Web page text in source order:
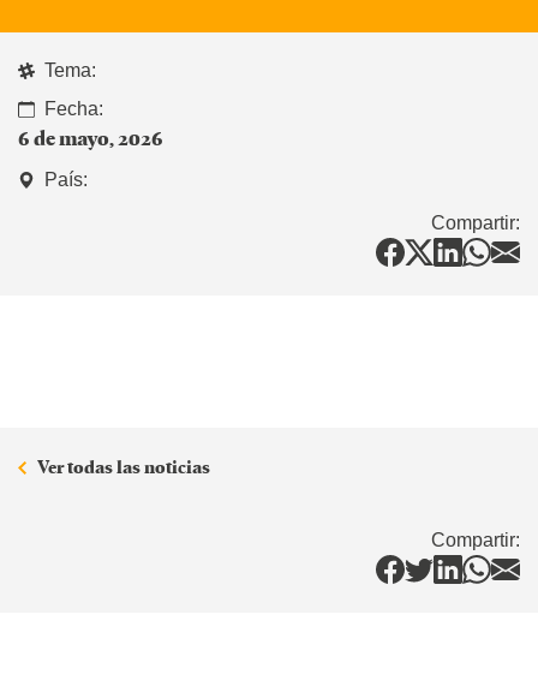
Tema:
Fecha:
6 de mayo, 2026
País:
Compartir:
Ver todas las noticias
Compartir: